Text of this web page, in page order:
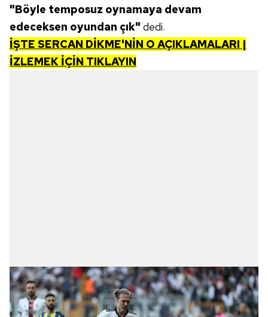
"Böyle temposuz oynamaya devam
edeceksen oyundan çık" dedi.
İŞTE SERCAN DİKME'NİN O AÇIKLAMALARI |
İZLEMEK İÇİN TIKLAYIN